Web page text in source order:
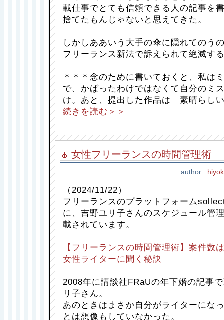
載仕事でとても信頼できる人の記事を
捨てたもんじゃないと思えてきた。
しかしああいう大手の傘に隠れてのう
フリーランス新法で訴えられて絶滅す
＊＊＊念のために書いておくと、私は
で、かばったわけではなくて自分のミ
け。あと、提出した作品は「素晴らし
続きを読む＞＞
女性フリーランスの時間管理術
author :
（2024/11/22）
フリーランスのプラットフォーム
に、吉野ユリ子さんのスケジュール管
載されています。
【フリーランスの時間管理術】案件数
女性ライターに聞く秘訣
2008年に講談社FRaUの年下婚の記事
リ子さん。
あのときはまさか自分がライターにな
とは想像もしていなかった。